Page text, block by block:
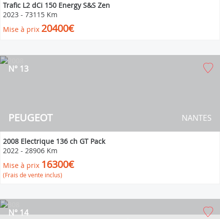
Trafic L2 dCi 150 Energy S&S Zen
2023 - 73115 Km
Mise à prix 20400€
PEUGEOT
N° 13
NANTES
2008 Electrique 136 ch GT Pack
2022 - 28906 Km
Mise à prix 16300€
(Frais de vente inclus)
N° 14